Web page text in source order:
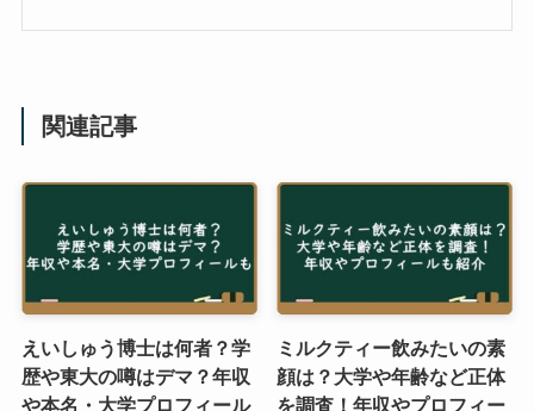
関連記事
えいしゅう博士は何者？学
歴や東大の噂はデマ？年収
や本名・大学プロフィール
ミルクティー飲みたいの素
顔は？大学や年齢など正体
を調査！年収やプロフィー